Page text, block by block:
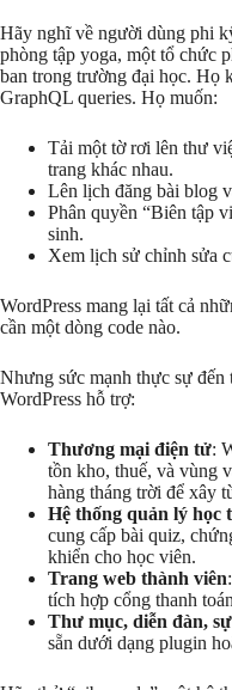
Hãy nghĩ về người dùng phi
phòng tập yoga, một tổ chức
ban trong trường đại học. Họ
GraphQL queries. Họ muốn:
Tải một tờ rơi lên thư
trang khác nhau.
Lên lịch đăng bài blog
Phân quyền “Biên tập
sinh.
Xem lịch sử chỉnh sửa
WordPress mang lại tất cả
cần một dòng code nào.
Nhưng sức mạnh thực sự
WordPress hỗ trợ:
Thương mại điện tử:
tồn kho, thuế, và vùng
hàng tháng trời để xây
Hệ thống quản lý học
cung cấp bài quiz,
khiển cho học viên.
Trang web thành viên
tích hợp cổng thanh
Thư mục, diễn đàn,
sẵn dưới dạng plugin